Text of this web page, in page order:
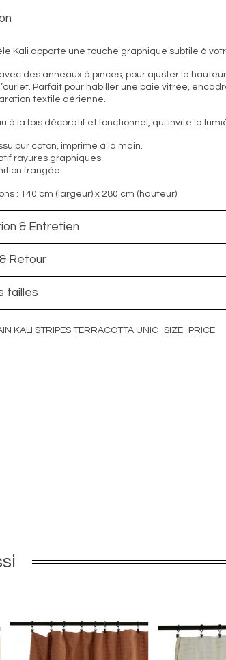
Kali apporte une touche graphique subtile à
des anneaux à pinces, pour ajuster la
Parfait pour habiller une baie vitrée,
textile aérienne.
à la fois décoratif et fonctionnel, qui invite la
pur coton, imprimé à la main.
rayures graphiques
frangée
: 140 cm (largeur) x 280 cm (hauteur)
& Entretien
Retour
tailles
KALI STRIPES TERRACOTTA UNIC_SIZE_PRICE